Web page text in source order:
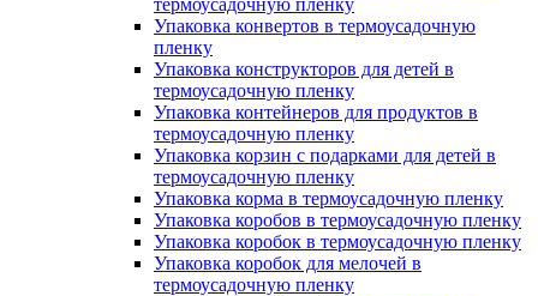
термоусадочную пленку
Упаковка конвертов в термоусадочную
пленку
Упаковка конструкторов для детей в
термоусадочную пленку
Упаковка контейнеров для продуктов в
термоусадочную пленку
Упаковка корзин с подарками для детей в
термоусадочную пленку
Упаковка корма в термоусадочную пленку
Упаковка коробов в термоусадочную пленку
Упаковка коробок в термоусадочную пленку
Упаковка коробок для мелочей в
термоусадочную пленку